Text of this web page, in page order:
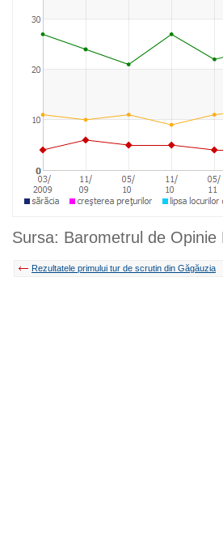
Sursa: Barometrul de Opinie
Rezultatele primului tur de scrutin din Găgăuzia